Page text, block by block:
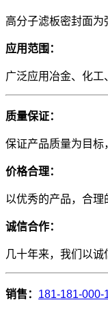
高分子滤板密封面为
应用范围：
广泛应用冶金、化
质量保证：
保证产品质量为目标
价格合理：
以优秀的产品，合理
诚信合作：
几十年来，我们以诚
销售： 181-181-000-